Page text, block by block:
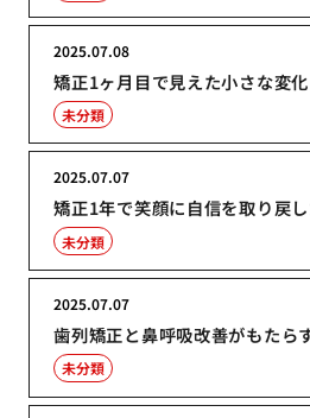
矯正1ヶ月目で見えた小さな変
2025.07.08
未分類
矯正1年で笑顔に自信を取り戻し
2025.07.07
未分類
歯列矯正と鼻呼吸改善がもたら
2025.07.07
未分類